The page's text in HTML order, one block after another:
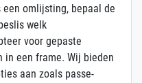
omlijsting, bepaal de
welk
voor gepaste
in een frame. Wij bieden
aan zoals passe-